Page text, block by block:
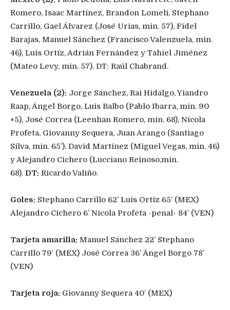
Romero, Isaac Martínez, Brandon Lomeli, Stephano
Carrillo, Gael Álvarez (José Urias, min. 57), Fidel
Barajas, Manuel Sánchez (Francisco Valenzuela, min.
46), Luis Ortíz, Adrián Fernández y Tahiel Jiménez
(Mateo Levy, min. 57). DT: Raúl Chabrand.
Venezuela (2): Jorge Sánchez, Rai Hidalgo, Yiandro
Raap, Ángel Borgo, Luis Balbo (Pablo Ibarra, min. 90
+5), José Correa (Leenhan Romero, min. 68), Nicola
Profeta, Giovanny Sequera, Juan Arango (Santiago
Silva, min. 65’), David Martínez (Miguel Vegas, min. 46)
y Alejandro Cichero (Lucciano Reinoso,min.
68). DT: Ricardo Valiño.
Goles: Stephano Carrillo 62’ Luis Ortíz 65’ (MEX)
Alejandro Cichero 6’ Nicola Profeta -penal- 84’ (VEN)
Tarjeta amarilla: Manuel Sánchez 22’ Stephano
Carrillo 79’ (MEX) José Correa 36’ Ángel Borgo 78’
(VEN)
Tarjeta roja: Giovanny Sequera 40’ (MEX)